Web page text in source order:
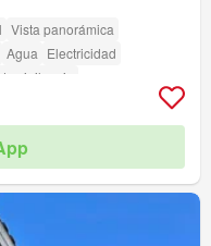
Vista panorámica
Agua Electricidad
vigilancia